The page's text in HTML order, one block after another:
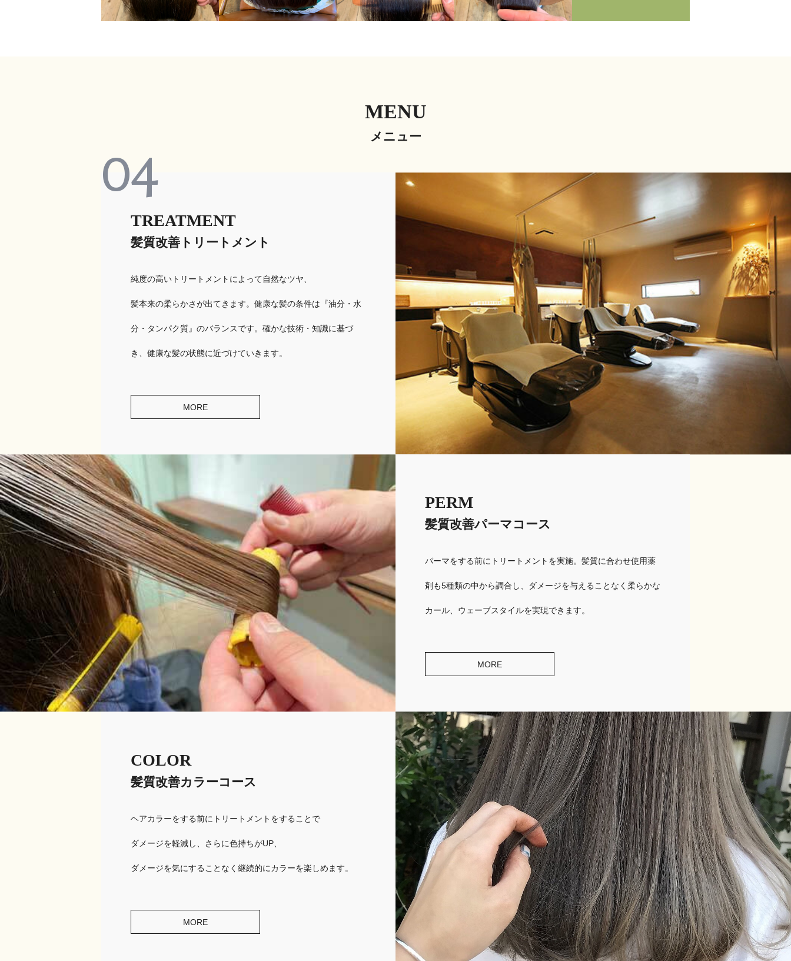
MENU
メニュー
TREATMENT
髪質改善トリートメント
純度の高いトリートメントによって自然なツヤ、
髪本来の柔らかさが出てきます。健康な髪の条件は『油分・水
分・タンパク質』のバランスです。確かな技術・知識に基づ
き、健康な髪の状態に近づけていきます。
MORE
04
PERM
髪質改善パーマコース
パーマをする前にトリートメントを実施。髪質に合わせ使用薬
剤も5種類の中から調合し、ダメージを与えることなく柔らかな
カール、ウェーブスタイルを実現できます。
MORE
COLOR
髪質改善カラーコース
ヘアカラーをする前にトリートメントをすることで
ダメージを軽減し、さらに色持ちがUP、
ダメージを気にすることなく継続的にカラーを楽しめます。
MORE